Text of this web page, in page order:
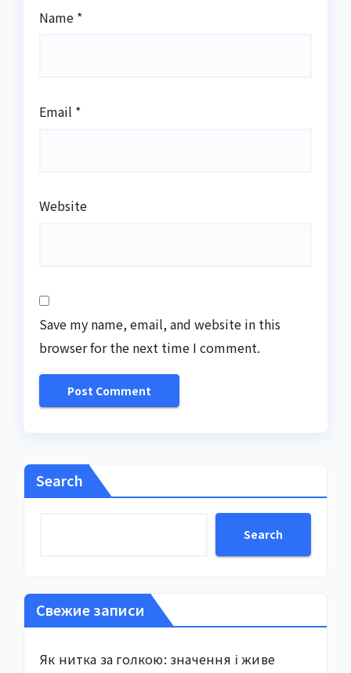
Name *
Email *
Website
Save my name, email, and website in this
browser for the next time I comment.
Search
Search
Свежие записи
Як нитка за голкою: значення і живе